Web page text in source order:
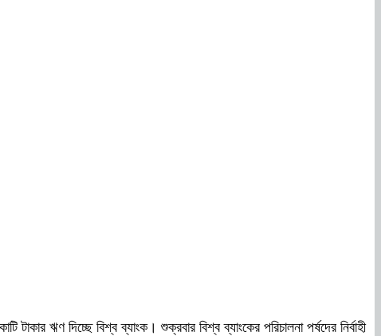
ঋণ দিচ্ছে বিশ্ব ব্যাংক। শুক্রবার বিশ্ব ব্যাংকের পরিচালনা পর্ষদের নির্বাহী